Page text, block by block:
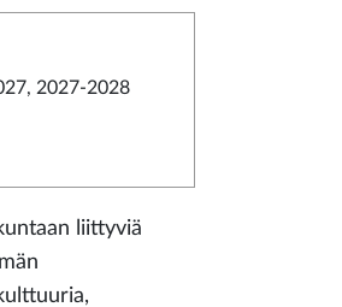
2027-2028
liittyviä